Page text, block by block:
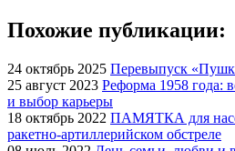
Похожие публикации:
24 октябрь 2025 Перевыпуск
25 август 2023 Реформа 1958 года:
и выбор карьеры
18 октябрь 2022 ПАМЯТКА для
ракетно-артиллерийском обстреле